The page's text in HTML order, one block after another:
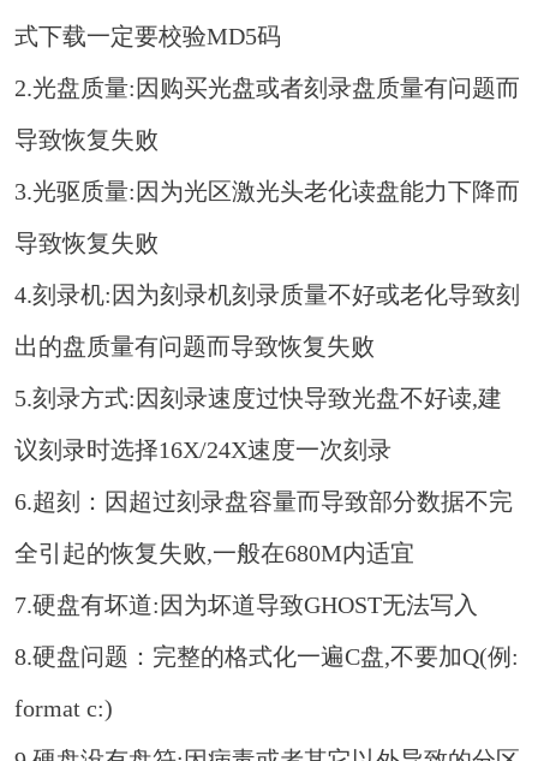
式下载一定要校验MD5码
2.光盘质量:因购买光盘或者刻录盘质量有问题而
导致恢复失败
3.光驱质量:因为光区激光头老化读盘能力下降而
导致恢复失败
4.刻录机:因为刻录机刻录质量不好或老化导致刻
出的盘质量有问题而导致恢复失败
5.刻录方式:因刻录速度过快导致光盘不好读,建
议刻录时选择16X/24X速度一次刻录
6.超刻：因超过刻录盘容量而导致部分数据不完
全引起的恢复失败,一般在680M内适宜
7.硬盘有坏道:因为坏道导致GHOST无法写入
8.硬盘问题：完整的格式化一遍C盘,不要加Q(例:
format c:)